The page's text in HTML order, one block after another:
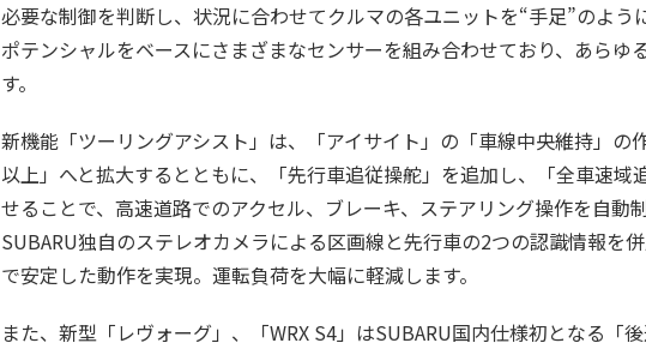
必要な制御を判断し、状況に合わせてクルマの各ユニットを“手足”のよ
ポテンシャルをベースにさまざまなセンサーを組み合わせており、あらゆ
す。
新機能「ツーリングアシスト」は、「アイサイト」の「車線中央維持」
以上」へと拡大するとともに、「先行車追従操舵」を追加し、「全車速
せることで、高速道路でのアクセル、ブレーキ、ステアリング操作を自動
SUBARU独自のステレオカメラによる区画線と先行車の2つの認識情報を
で安定した動作を実現。運転負荷を大幅に軽減します。
また、新型「レヴォーグ」、「WRX S4」はSUBARU国内仕様初となる「